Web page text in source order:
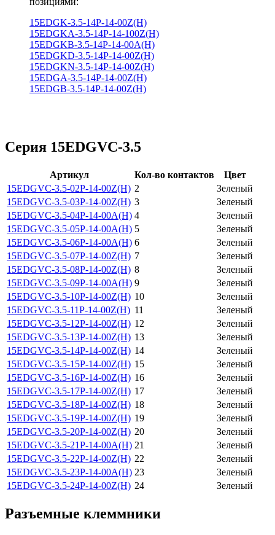
15EDGK-3.5-14P-14-00Z(H)
15EDGKA-3.5-14P-14-100Z(H)
15EDGKB-3.5-14P-14-00A(H)
15EDGKD-3.5-14P-14-00Z(H)
15EDGKN-3.5-14P-14-00Z(H)
15EDGA-3.5-14P-14-00Z(H)
15EDGB-3.5-14P-14-00Z(H)
Серия 15EDGVC-3.5
Артикул Кол-во контактов
Цвет
15EDGVC-3.5-02P-14-00Z(H) 2
Зеленый
15EDGVC-3.5-03P-14-00Z(H) 3
Зеленый
15EDGVC-3.5-04P-14-00A(H) 4
Зеленый
15EDGVC-3.5-05P-14-00A(H) 5
Зеленый
15EDGVC-3.5-06P-14-00A(H) 6
Зеленый
15EDGVC-3.5-07P-14-00Z(H) 7
Зеленый
15EDGVC-3.5-08P-14-00Z(H) 8
Зеленый
15EDGVC-3.5-09P-14-00A(H) 9
Зеленый
15EDGVC-3.5-10P-14-00Z(H) 10
Зеленый
15EDGVC-3.5-11P-14-00Z(H) 11
Зеленый
15EDGVC-3.5-12P-14-00Z(H) 12
Зеленый
15EDGVC-3.5-13P-14-00Z(H) 13
Зеленый
15EDGVC-3.5-14P-14-00Z(H) 14
Зеленый
15EDGVC-3.5-15P-14-00Z(H) 15
Зеленый
15EDGVC-3.5-16P-14-00Z(H) 16
Зеленый
15EDGVC-3.5-17P-14-00Z(H) 17
Зеленый
15EDGVC-3.5-18P-14-00Z(H) 18
Зеленый
15EDGVC-3.5-19P-14-00Z(H) 19
Зеленый
15EDGVC-3.5-20P-14-00Z(H) 20
Зеленый
15EDGVC-3.5-21P-14-00A(H) 21
Зеленый
15EDGVC-3.5-22P-14-00Z(H) 22
Зеленый
15EDGVC-3.5-23P-14-00A(H) 23
Зеленый
15EDGVC-3.5-24P-14-00Z(H) 24 Зеленый
Разъемные клеммники